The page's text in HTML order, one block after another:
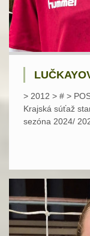
> 2012 > # >
Krajská súťaž
sezóna 2024/